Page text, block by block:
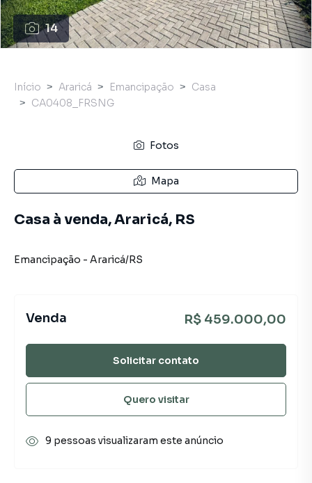
14
Início Araricá Emancipação
Casa
CA0408_FRSNG
Fotos
Mapa
Casa à venda, Araricá, RS
Emancipação - Araricá/RS
Venda R$ 459.000,00
Solicitar contato
Quero visitar
9 pessoas visualizaram este anúncio